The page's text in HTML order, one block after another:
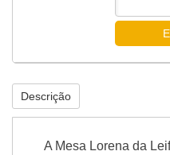
Descrição
A Mesa Lorena da